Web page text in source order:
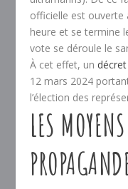
officielle est ouverte
heure et se termine
vote se déroule le
À cet effet, un décret
12 mars 2024
l’élection des
LES